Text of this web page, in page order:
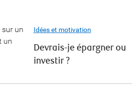
Idées et motivation
Devrais-je épargner ou
investir ?